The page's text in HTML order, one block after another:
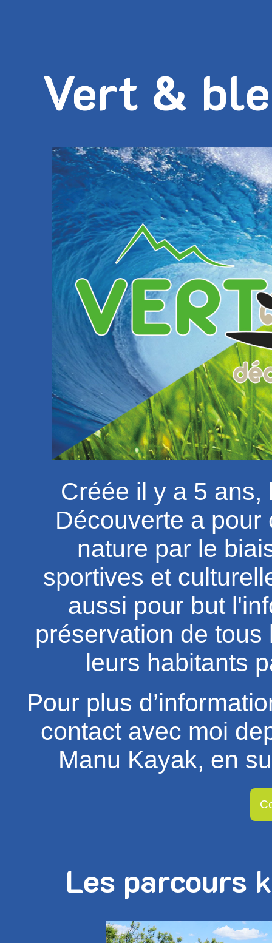
Vert &
Créée il y a 5 ans,
Découverte a pour
nature par le
sportives et
aussi pour but
préservation de
leurs habitants
Pour plus
contact avec moi
Manu Kayak, en
Les parcours